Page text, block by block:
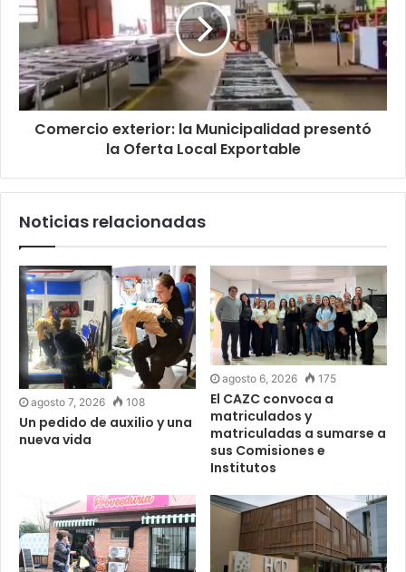
Comercio exterior: la Municipalidad presentó
la Oferta Local Exportable
Noticias relacionadas
agosto 7, 2026 108
Un pedido de auxilio y una
nueva vida
agosto 6, 2026 175
El CAZC convoca a
matriculados y
matriculadas a sumarse a
sus Comisiones e
Institutos